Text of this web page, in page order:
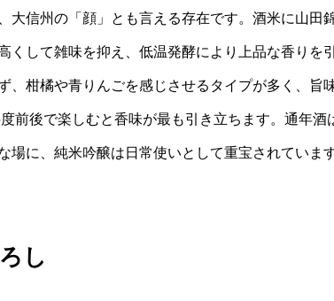
大信州の「顔」とも言える存在です。酒米に山田
くして雑味を抑え、低温発酵により上品な香りを
、柑橘や青りんごを感じさせるタイプが多く、旨
前後で楽しむと香味が最も引き立ちます。通年酒
に、純米吟醸は日常使いとして重宝されています
し